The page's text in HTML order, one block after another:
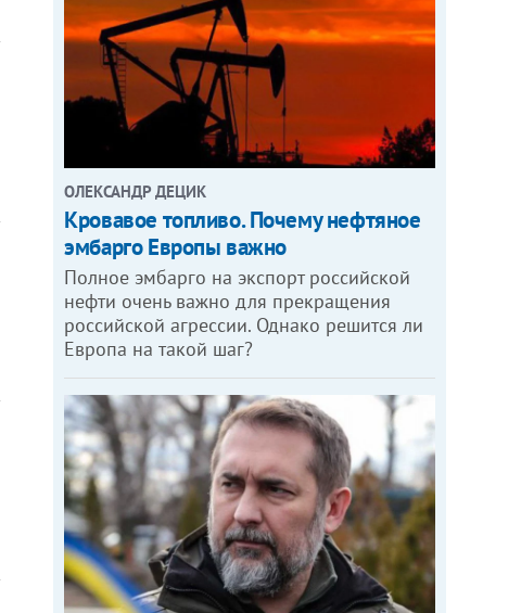
ОЛЕКСАНДР ДЕЦИК
Кровавое топливо. Почему нефтяное
эмбарго Европы важно
Полное эмбарго на экспорт российской
нефти очень важно для прекращения
российской агрессии. Однако решится ли
Европа на такой шаг?